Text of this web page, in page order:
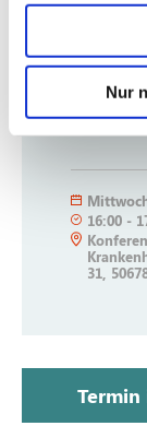
Nur
Eine
Um
16:00 -
31,